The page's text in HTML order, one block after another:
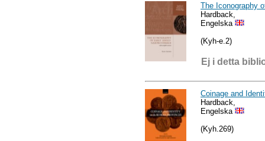
The Iconography
Hardback,
Engelska
(Kyh-e.2)
Ej i detta
Coinage and
Hardback,
Engelska
(Kyh.269)